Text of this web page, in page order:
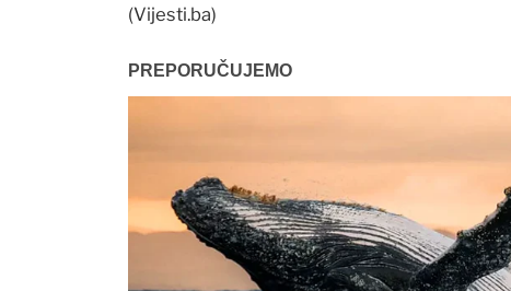
(Vijesti.ba)